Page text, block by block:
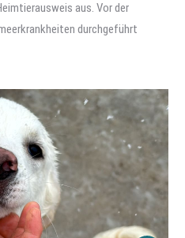
aus. Vor der
durchgeführt